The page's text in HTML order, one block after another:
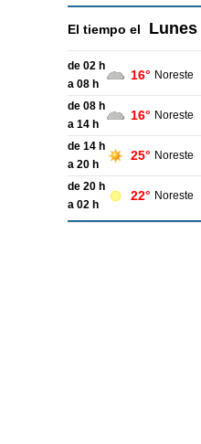
El tiempo el Lunes
de 02 h
a 08 h
16° Noreste
de 08 h
a 14 h
16° Noreste
de 14 h
a 20 h
25° Noreste
de 20 h
a 02 h
22° Noreste